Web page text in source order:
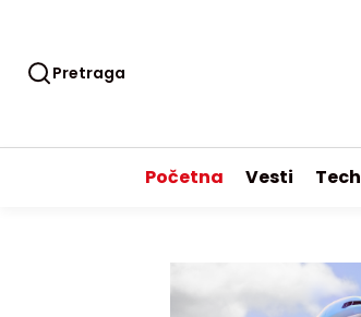
Pretraga
Početna Vesti Tech